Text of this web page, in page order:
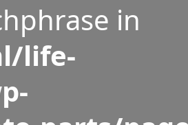
in
life-